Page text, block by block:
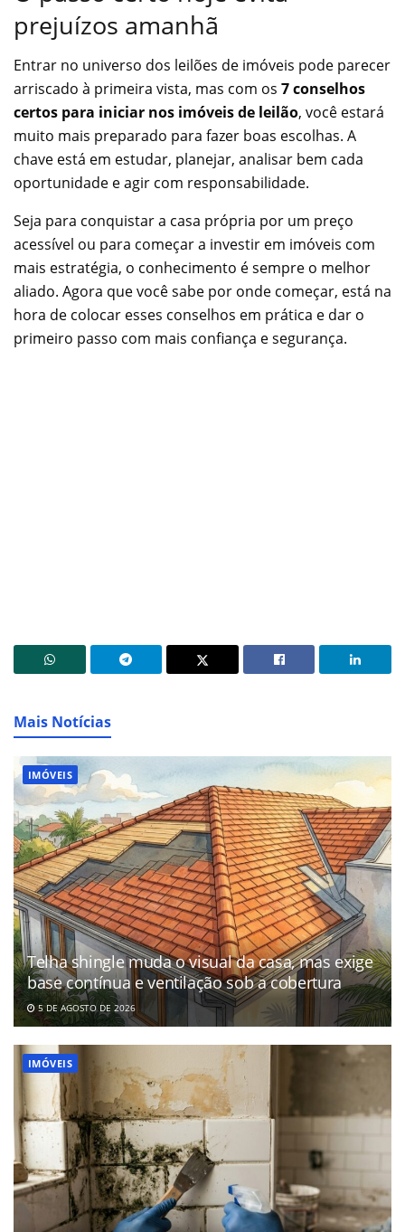
prejuízos amanhã
Entrar no universo dos leilões de imóveis pode parecer
arriscado à primeira vista, mas com os 7 conselhos
certos para iniciar nos imóveis de leilão, você estará
muito mais preparado para fazer boas escolhas. A
chave está em estudar, planejar, analisar bem cada
oportunidade e agir com responsabilidade.
Seja para conquistar a casa própria por um preço
acessível ou para começar a investir em imóveis com
mais estratégia, o conhecimento é sempre o melhor
aliado. Agora que você sabe por onde começar, está na
hora de colocar esses conselhos em prática e dar o
primeiro passo com mais confiança e segurança.
Mais Notícias
IMÓVEIS
Telha shingle muda o visual da casa, mas exige
base contínua e ventilação sob a cobertura
5 DE AGOSTO DE 2026
IMÓVEIS